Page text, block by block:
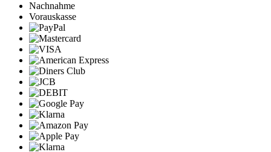
Nachnahme
Vorauskasse